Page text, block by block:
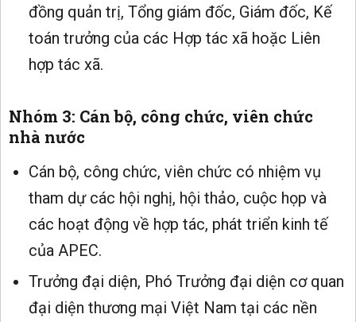
đồng quản trị, Tổng giám đốc, Giám đốc, Kế
toán trưởng của các Hợp tác xã hoặc Liên
hợp tác xã.
Nhóm 3: Cán bộ, công chức, viên chức
nhà nước
Cán bộ, công chức, viên chức có nhiệm vụ
tham dự các hội nghị, hội thảo, cuộc họp và
các hoạt động về hợp tác, phát triển kinh tế
của APEC.
Trưởng đại diện, Phó Trưởng đại diện cơ quan
đại diện thương mại Việt Nam tại các nền